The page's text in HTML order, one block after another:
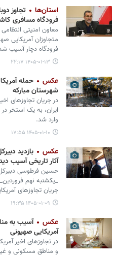
استان‌ها
تجاوز
فرودگاه مسافری
معاون امنیتی
متجاوزان آمریکایی
فرودگاه دچار آسیب
۱۴۰۵-۰۱-۱۳ ۲۲:۱۷
عکس
حمله
شهرستان مبارکه
در جریان تجاوزهای
ایران، به یک استخر
وارد شد.
۱۴۰۵-۰۱-۱۰ ۱۷:۵۵
عکس
بازدید
آثار تاریخی آسیب
حسین فرطوسی دبیرکل
_یکشنبه نهم
جریان تجاوزهای
۱۴۰۵-۰۱-۰۹ ۱۹:۳۵
عکس
آسیب به
آمریکایی صهیونی
در تجاوزهای اخیر
و مناطق مسکونی و